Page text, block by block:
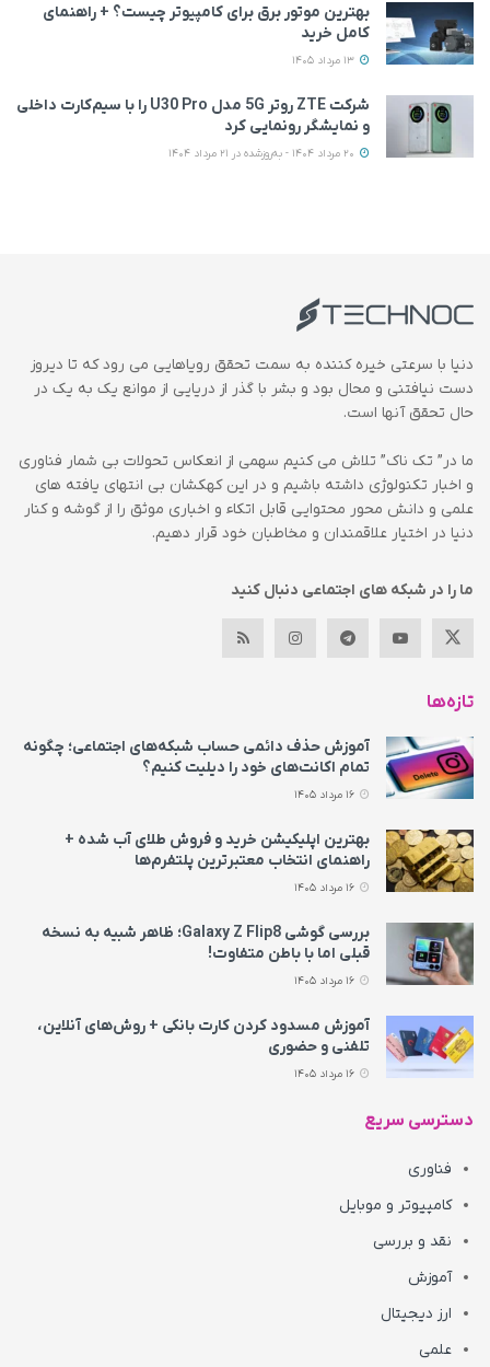
بهترین موتور برق برای کامپیوتر چیست؟ + راهنمای
کامل خرید
شرکت ZTE روتر 5G مدل U30 Pro را با سیم‌کارت داخلی
و نمایشگر رونمایی کرد
دنیا با سرعتی خیره کننده به سمت تحقق رویاهایی می رود که تا دیروز
دست نیافتنی و محال بود و بشر با گذر از دریایی از موانع یک به یک در
حال تحقق آنها است.
ما در” تک ناک” تلاش می کنیم سهمی از انعکاس تحولات بی شمار فناوری
و اخبار تکنولوژی داشته باشیم و در این کهکشان بی انتهای یافته های
علمی و دانش محور محتوایی قابل اتکاء و اخباری موثق را از گوشه و کنار
دنیا در اختیار علاقمندان و مخاطبان خود قرار دهیم.
ما را در شبکه های اجتماعی دنبال کنید
تازه‌ها
آموزش حذف دائمی حساب شبکه‌های اجتماعی؛ چگونه
تمام اکانت‌های خود را دیلیت کنیم؟
بهترین اپلیکیشن خرید و فروش طلای آب شده +
راهنمای انتخاب معتبرترین پلتفرم‌ها
بررسی گوشی Galaxy Z Flip8؛ ظاهر شبیه به نسخه
قبلی اما با باطن متفاوت!
آموزش مسدود کردن کارت بانکی + روش‌های آنلاین،
تلفنی و حضوری
دسترسی سریع
فناوری
کامپیوتر و موبایل
نقد و بررسی
آموزش
ارز دیجیتال
علمی